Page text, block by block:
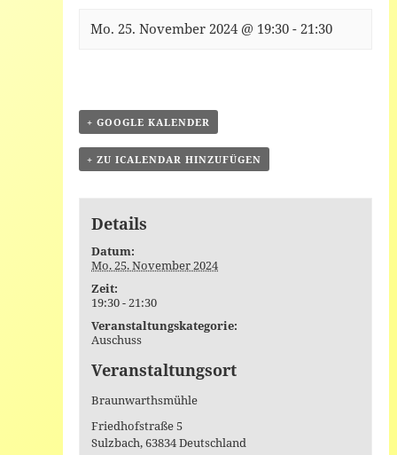
Mo. 25. November 2024 @ 19:30 -21:30
+ GOOGLE KALENDER
+ ZU ICALENDAR HINZUFÜGEN
Details
Datum:
Mo. 25. November 2024
Zeit:
19:30 - 21:30
Veranstaltungskategorie:
Auschuss
Veranstaltungsort
Braunwarthsmühle
Friedhofstraße 5
Sulzbach,63834Deutschland